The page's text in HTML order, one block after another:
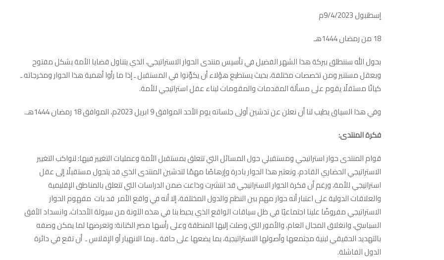
إسطنبول 9/4/2023م
18 من رمضان 1444هـ
بحول الله سننطلق ببركة هذا الشهر الفضيل في تأسيس منتدى الحوار الاستراتيجي، الذي يتناول قضايا الأمة بشكل مفتوح
وبعقل مستنير ومن تخصصات مختلفة، بحيث يستطيع هؤلاء أن يكوِّنوا في المستقبل ـ إذا ما رأوا أهمية هذا الحوار ومخرجاته ـ
كيانًا مستقلًا يقوم على مسألة المقدمات والمقومات لبناء عقل استراتيجي للأمة.
وفي هذا السياق يطيب لنا أن نعلن عن تدشين أولى جلساته يوم الأحد الموافق 9 ابريل 2023م، الموافق 18 رمضان 1444هـ.
فكرة المنتدى:
قوام المنتدى حوار استراتيجي ومستقبلي حول المسائل التي تتعلق بمستقبل الأمة وعمليات التغيير فيها؛ لنواكب التغيير
الاستراتيجي الحضاري القادم، ونعتبر هذا الحوار بادرة وإرهاصًا مهمًا لتدشين المنتدى الذي قد يتحول مستقبلًا إلى عقل
استراتيجي للأمة، ورغم أن فكرة الحوار الاستراتيجي قد انتشرت وذاعت ضمن الدراسات التي تتعلق بالمناطق الإقليمية
والعلاقات الدولية على اعتبار أنه حوار مهم بين النظم والدول المختلفة، إلا أنه في واقع الأمر قد بات مفهوم الحوار
الاستراتيجي مفروضًا علينا اجتماعيًا في ظل سياقات الواقع الذي يحيط بنا في هذه الآونة من سيولة الأحداث، وانسداد الأفق
السياسي، وانغلاق المجال العام، والأمور التي وصلت إليها المنطقة وعلى رأسها مصر الكنانة؛ وتعرضها لما يمكن وصفه
بالتهديد الحقيقي لبنية مجتمعها وأصولها الاستراتيجية، بما يضعها على حافة ـ ربما الانهيار أو الإفلاس ـ أن تقع في دائرة
الدول الفاشلة.
مناقشة كتاب الانتقال إلى
الديمقراطية مع الدكتور نزيه علي
umam 17 يناير، 2024